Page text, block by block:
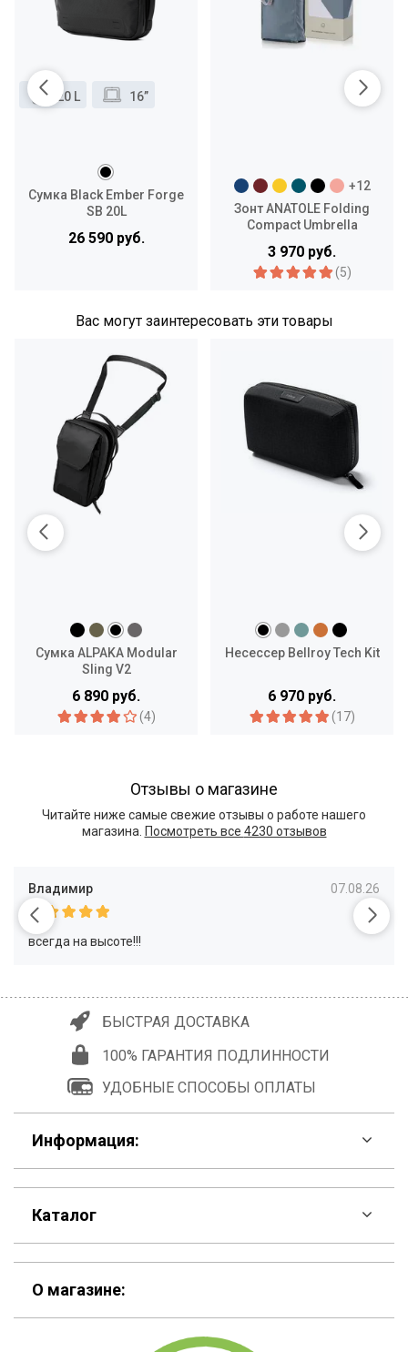
20 L 16”
Сумка Black Ember Forge
SB 20L
26 590 руб.
+12
Зонт ANATOLE Folding
Compact Umbrella
3 970 руб.
(5)
Вас могут заинтересовать эти товары
Сумка ALPAKA Modular
Sling V2
6 890 руб.
(4)
Несессер Bellroy Tech Kit
6 970 руб.
(17)
Отзывы о магазине
Читайте ниже самые свежие отзывы о работе нашего
магазина. Посмотреть все 4230 отзывов
Владимир 07.08.26
всегда на высоте!!!
БЫСТРАЯ ДОСТАВКА
100% ГАРАНТИЯ ПОДЛИННОСТИ
УДОБНЫЕ СПОСОБЫ ОПЛАТЫ
Информация:
F.A.Q
Контакты
Шоурум
Материалы
Каталог
Скидки
Кошельки
О магазине: